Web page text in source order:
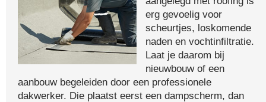
erg gevoelig voor
scheurtjes, loskomende
naden en vochtinfiltratie.
Laat je daarom bij
nieuwbouw of een
aanbouw begeleiden door een professionele
dakwerker. Die plaatst eerst een dampscherm, dan